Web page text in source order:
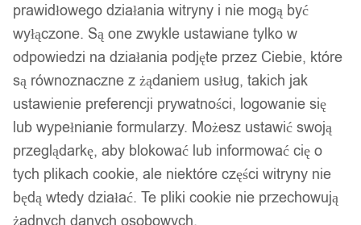
prawidłowego działania witryny i nie mogą być
wyłączone. Są one zwykle ustawiane tylko w
odpowiedzi na działania podjęte przez Ciebie, które
są równoznaczne z żądaniem usług, takich jak
ustawienie preferencji prywatności, logowanie się
lub wypełnianie formularzy. Możesz ustawić swoją
przeglądarkę, aby blokować lub informować cię o
tych plikach cookie, ale niektóre części witryny nie
będą wtedy działać. Te pliki cookie nie przechowują